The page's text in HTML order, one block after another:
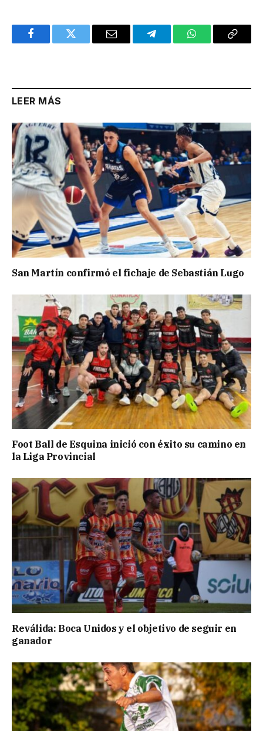
FacebookTwitter Email TelegramWhatsAppCopy
LEER MÁS
San Martín confirmó el fichaje de Sebastián Lugo
Foot Ball de Esquina inició con éxito su camino en
la Liga Provincial
Reválida: Boca Unidos y el objetivo de seguir en
ganador